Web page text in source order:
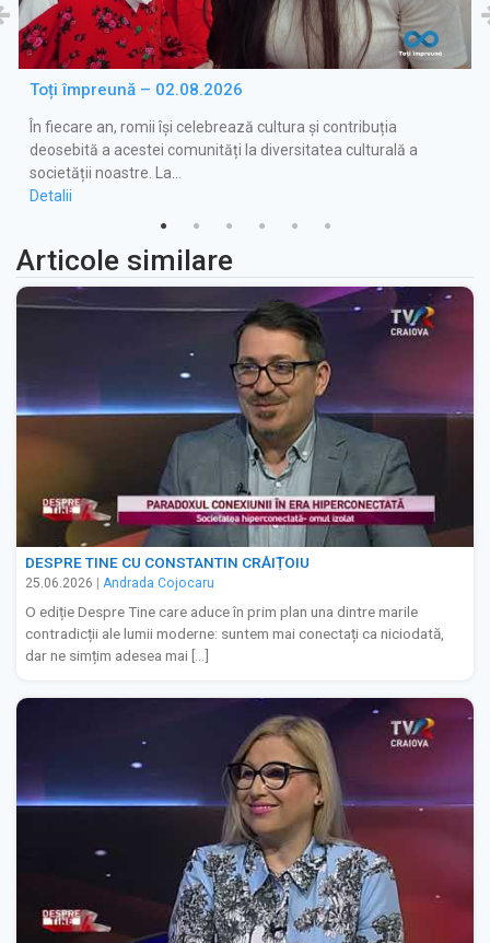
Toți împreună – 02.08.2026
În fiecare an, romii își celebrează cultura și contribuția
deosebită a acestei comunități la diversitatea culturală a
societății noastre. La…
Detalii
Articole similare
DESPRE TINE CU CONSTANTIN CRĂIȚOIU
25.06.2026 | Andrada Cojocaru
O ediție Despre Tine care aduce în prim plan una dintre marile
contradicții ale lumii moderne: suntem mai conectați ca niciodată,
dar ne simțim adesea mai […]